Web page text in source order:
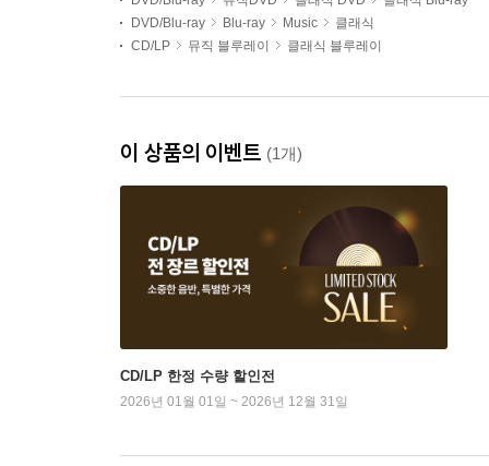
DVD/Blu-ray
Blu-ray Music
클래식
CD/LP
뮤직 블루레이 클래식 블루레이
이 상품의 이벤트 (1개)
CD/LP 한정 수량 할인전
2026년 01월 01일 ~ 2026년 12월 31일